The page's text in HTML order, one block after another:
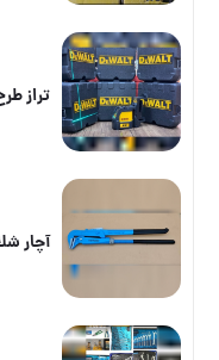
تراز طرح دیوالت نور سبز
آچار شلاقی دودسته هنسون